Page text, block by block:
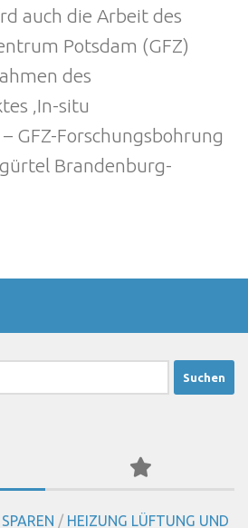
auch die Arbeit des
Potsdam (GFZ)
des
‚In-situ
GFZ-Forschungsbohrung
Brandenburg-
/ HEIZUNG LÜFTUNG UND